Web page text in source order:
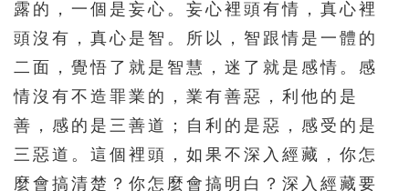
316 317 318 319 320
326 327 328 329 330
331 332 333 334 335
336 337 338 339 340
露的，一個是妄心。妄心裡頭有情，真心裡
頭沒有，真心是智。所以，智跟情是一體的
二面，覺悟了就是智慧，迷了就是感情。感
情沒有不造罪業的，業有善惡，利他的是
善，感的是三善道；自利的是惡，感受的是
三惡道。這個裡頭，如果不深入經藏，你怎
麼會搞清楚？你怎麼會搞明白？深入經藏要